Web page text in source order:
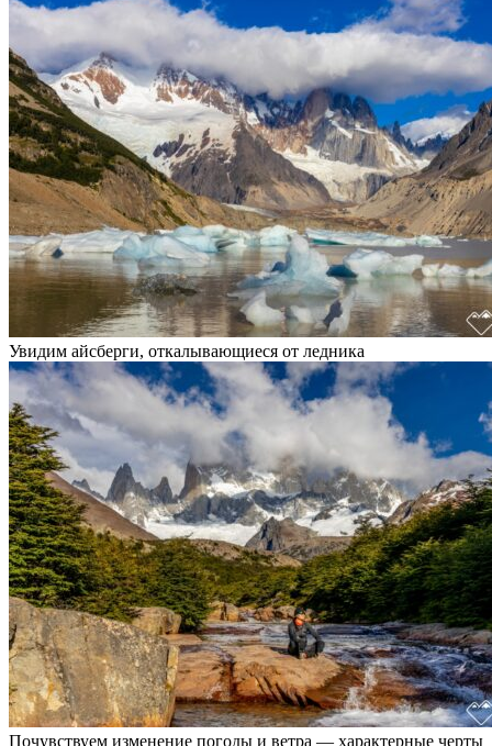
Увидим айсберги, откалывающиеся от ледника
Почувствуем изменение погоды и ветра — характерные черты